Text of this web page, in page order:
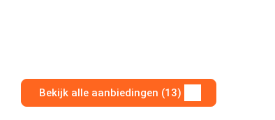
Bekijk alle aanbiedingen (13)